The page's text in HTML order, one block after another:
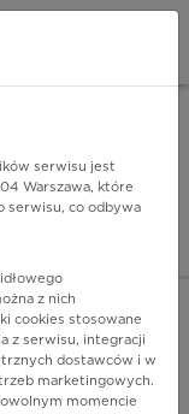
serwisu jest
Warszawa, które
serwisu, co odbywa
z nich
cookies stosowane
z serwisu, integracji
dostawców i w
marketingowych.
momencie
INSTALUJ